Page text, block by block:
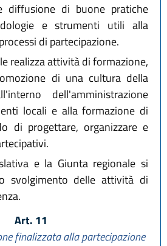
diffusione di buone pratiche
e strumenti utili alla
di partecipazione.
realizza attività di formazione,
di una cultura della
dell'amministrazione
locali e alla formazione di
di progettare, organizzare e
e la Giunta regionale si
svolgimento delle attività di
Art. 11
finalizzata alla partecipazione